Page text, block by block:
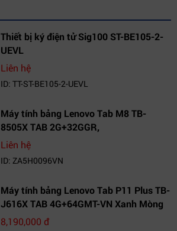
Thiết bị ký điện tử Sig100 ST-BE105-2-
UEVL
Liên hệ
ID: TT-ST-BE105-2-UEVL
Máy tính bảng Lenovo Tab M8 TB-
8505X TAB 2G+32GGR,
VN_ZA5H0096VN
Liên hệ
ID: ZA5H0096VN
Máy tính bảng Lenovo Tab P11 Plus TB-
J616X TAB 4G+64GMT-VN Xanh Mòng
Két_ZA9L0164VN
8,190,000 đ